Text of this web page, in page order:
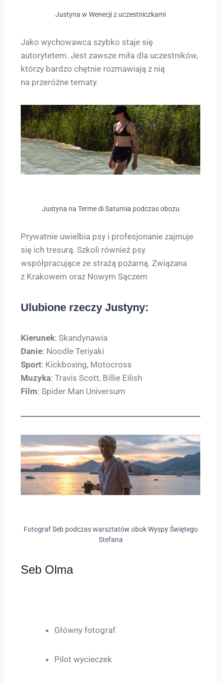
Justyna w Wenecji z uczestniczkami
Jako wychowawca szybko staje się
autorytetem. Jest zawsze miła dla uczestników,
którzy bardzo chętnie rozmawiają z nią
na przeróżne tematy.
Justyna na Terme di Saturnia podczas obozu
Prywatnie uwielbia psy i profesjonanie zajmuje
się ich tresurą. Szkoli również psy
współpracujące ze strażą pożarną. Związana
z Krakowem oraz Nowym Sączem
Ulubione rzeczy Justyny:
Kierunek: Skandynawia
Danie: Noodle Teriyaki
Sport: Kickboxing, Motocross
Muzyka: Travis Scott, Billie Eilish
Film: Spider Man Universum
Fotograf Seb podczas warsztatów obok Wyspy Świętego
Stefana
Seb Olma
Główny fotograf
Pilot wycieczek